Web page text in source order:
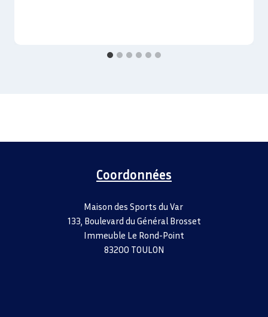
Coordonnées
Maison des Sports du Var
133, Boulevard du Général Brosset
Immeuble Le Rond-Point
83200 TOULON